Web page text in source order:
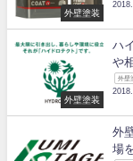
外壁塗装
外壁塗装
ハ
や
外壁
外
場